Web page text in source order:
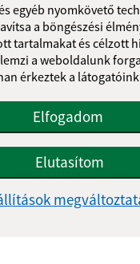
egyéb nyomkövető
a böngészési
tartalmakat és célzott
a weboldalunk
érkeztek a
Elfogadom
Elutasítom
Hozzáférhetőségi nyilatkozat
Szerzői jog
adatok